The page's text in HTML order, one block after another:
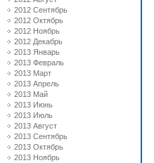
2012 Сентябрь
2012 Октябрь
2012 Ноябрь
2012 Декабрь
2013 Январь
2013 Февраль
2013 Март
2013 Апрель
2013 Май
2013 Июнь
2013 Июль
2013 Август
2013 Сентябрь
2013 Октябрь
2013 Ноябрь